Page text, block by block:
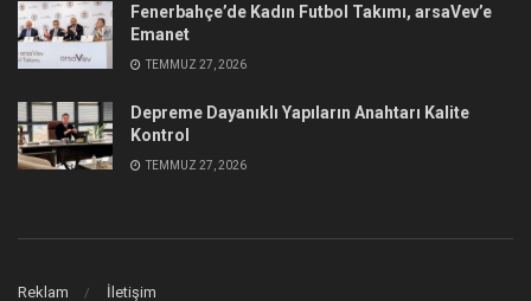
Fenerbahçe’de Kadın Futbol Takımı, arsaVev’e
Emanet
TEMMUZ 27, 2026
Depreme Dayanıklı Yapıların Anahtarı Kalite
Kontrol
TEMMUZ 27, 2026
Reklam İletişim